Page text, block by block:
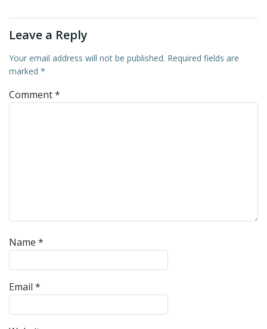
Leave a Reply
Your email address will not be published. Required fields are
marked *
Comment*
Name *
Email *